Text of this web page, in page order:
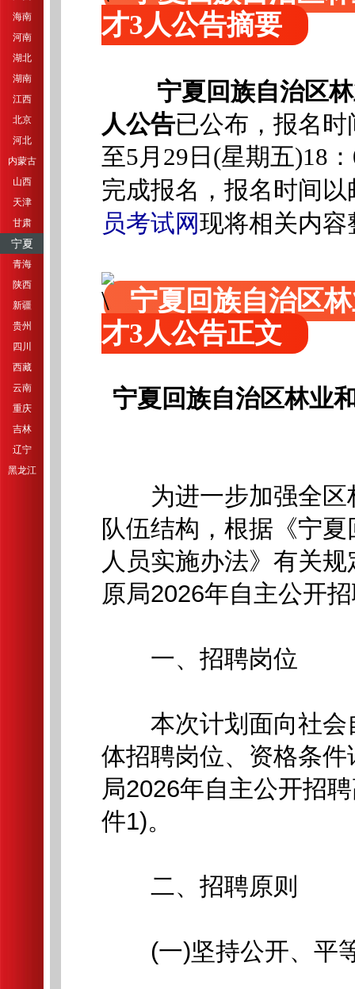
海南
河南
湖北
湖南
江西
北京
河北
内蒙古
山西
天津
甘肃
宁夏
青海
陕西
新疆
贵州
四川
西藏
云南
重庆
吉林
辽宁
黑龙江
才3人公告摘要
宁夏回族自治区
人公告已公布，报名时
至5月29日(星期五)18
完成报名，报名时间
员考试网现将相关内
宁夏回族自治区
才3人公告正文
宁夏回族自治区林业
为进一步加强全区
队伍结构，根据《宁
人员实施办法》有关
原局2026年自主公开
一、招聘岗位
本次计划面向社会
体招聘岗位、资格条
局2026年自主公开招
件1)。
二、招聘原则
(一)坚持公开、平